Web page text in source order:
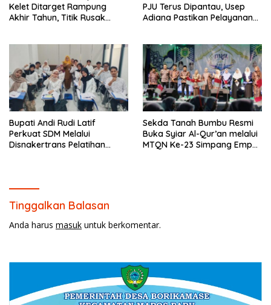
Kelet Ditarget Rampung
Akhir Tahun, Titik Rusak
PJU Terus Dipantau, Usep
Adiana Pastikan Pelayanan
Bupati Andi Rudi Latif
Perkuat SDM Melalui
Disnakertrans Pelatihan
Sekda Tanah Bumbu Resmi
Buka Syiar Al-Qur’an melalui
MTQN Ke-23 Simpang Empat
Tinggalkan Balasan
Anda harus masuk untuk berkomentar.